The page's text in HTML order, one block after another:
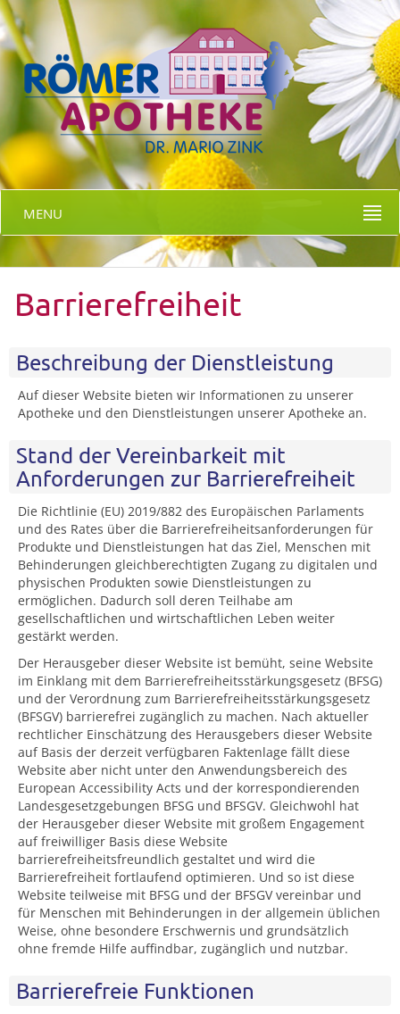
MENU
Barrierefreiheit
Beschreibung der Dienstleistung
Auf dieser Website bieten wir Informationen zu unserer
Apotheke und den Dienstleistungen unserer Apotheke an.
Stand der Vereinbarkeit mit
Anforderungen zur Barrierefreiheit
Die Richtlinie (EU) 2019/882 des Europäischen Parlaments
und des Rates über die Barrierefreiheitsanforderungen für
Produkte und Dienstleistungen hat das Ziel, Menschen mit
Behinderungen gleichberechtigten Zugang zu digitalen und
physischen Produkten sowie Dienstleistungen zu
ermöglichen. Dadurch soll deren Teilhabe am
gesellschaftlichen und wirtschaftlichen Leben weiter
gestärkt werden.
Der Herausgeber dieser Website ist bemüht, seine Website
im Einklang mit dem Barrierefreiheitsstärkungsgesetz (BFSG)
und der Verordnung zum Barrierefreiheitsstärkungsgesetz
(BFSGV) barrierefrei zugänglich zu machen. Nach aktueller
rechtlicher Einschätzung des Herausgebers dieser Website
auf Basis der derzeit verfügbaren Faktenlage fällt diese
Website aber nicht unter den Anwendungsbereich des
European Accessibility Acts und der korrespondierenden
Landesgesetzgebungen BFSG und BFSGV. Gleichwohl hat
der Herausgeber dieser Website mit großem Engagement
auf freiwilliger Basis diese Website
barrierefreiheitsfreundlich gestaltet und wird die
Barrierefreiheit fortlaufend optimieren. Und so ist diese
Website teilweise mit BFSG und der BFSGV vereinbar und
für Menschen mit Behinderungen in der allgemein üblichen
Weise, ohne besondere Erschwernis und grundsätzlich
ohne fremde Hilfe auffindbar, zugänglich und nutzbar.
Barrierefreie Funktionen